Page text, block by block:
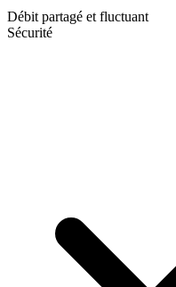
Débit partagé et fluctuant
Sécurité